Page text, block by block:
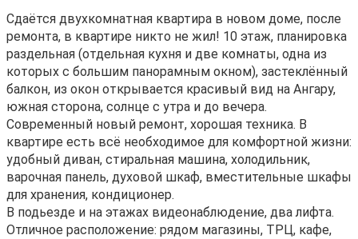
Сдаётся двухкомнатная квартира в новом доме, после
ремонта, в квартире никто не жил! 10 этаж, планировка
раздельная (отдельная кухня и две комнаты, одна из
которых с большим панорамным окном), застеклённый
балкон, из окон открывается красивый вид на Ангару,
южная сторона, солнце с утра и до вечера.
Современный новый ремонт, хорошая техника. В
квартире есть всё необходимое для комфортной жизни:
удобный диван, стиральная машина, холодильник,
варочная панель, духовой шкаф, вместительные шкафы
для хранения, кондиционер.
В подьезде и на этажах видеонаблюдение, два лифта.
Отличное расположение: рядом магазины, ТРЦ, кафе,